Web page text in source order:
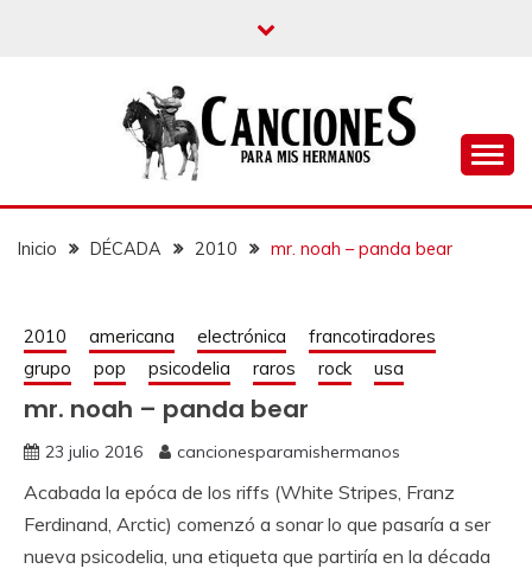
CANCIONES PARA
MIS HERMANOS
Inicio DÉCADA 2010 mr. noah – panda bear
2010 americana electrónica
francotiradores
grupo
pop psicodelia raros rock usa
mr. noah – panda bear
23 julio 2016 cancionesparamishermanos
Acabada la epóca de los riffs (White Stripes, Franz
Ferdinand, Arctic) comenzó a sonar lo que pasaría a ser
nueva psicodelia, una etiqueta que partiría en la década